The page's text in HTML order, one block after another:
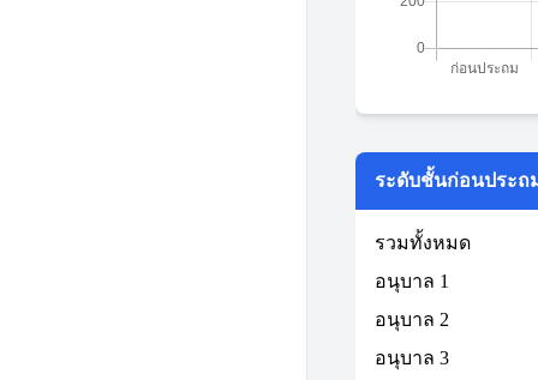
ระดับชั้นก่อนประถ
รวมทั้งหมด
อนุบาล 1
อนุบาล 2
อนุบาล 3